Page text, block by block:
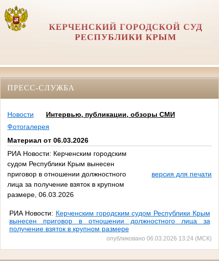
КЕРЧЕНСКИЙ ГОРОДСКОЙ СУД
РЕСПУБЛИКИ КРЫМ
ПРЕСС-СЛУЖБА
Новости
Интервью, публикации, обзоры СМИ
Фотогалерея
Материал от 06.03.2026
РИА Новости: Керченским городским
судом Республики Крым вынесен
приговор в отношении должностного
лица за получение взяток в крупном
размере, 06.03.2026
версия для печати
РИА Новости: Керченским городским судом Республики Крым
вынесен приговор в отношении должностного лица за
получение взяток в крупном размере
опубликовано 06.03.2026 13:24 (МСК)